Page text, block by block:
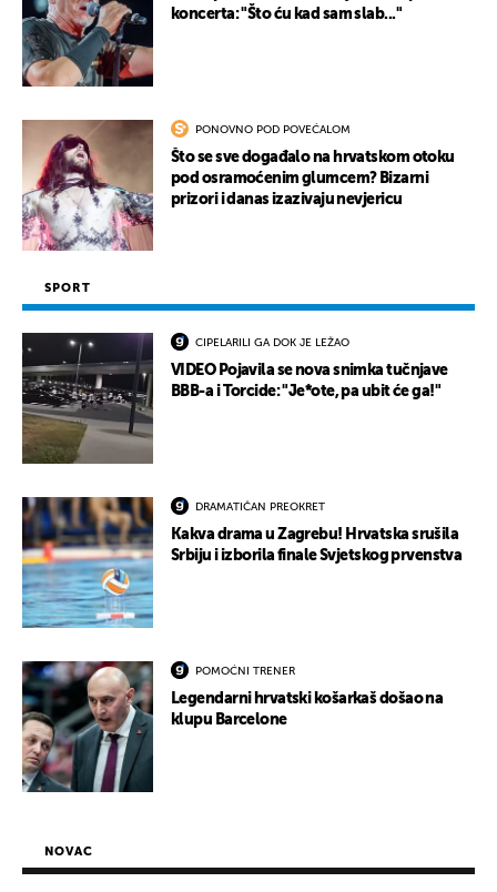
koncerta: "Što ću kad sam slab..."
PONOVNO POD POVEĆALOM
Što se sve događalo na hrvatskom otoku
pod osramoćenim glumcem? Bizarni
prizori i danas izazivaju nevjericu
SPORT
CIPELARILI GA DOK JE LEŽAO
VIDEO Pojavila se nova snimka tučnjave
BBB-a i Torcide: "Je*ote, pa ubit će ga!"
DRAMATIČAN PREOKRET
Kakva drama u Zagrebu! Hrvatska srušila
Srbiju i izborila finale Svjetskog prvenstva
POMOĆNI TRENER
Legendarni hrvatski košarkaš došao na
klupu Barcelone
NOVAC